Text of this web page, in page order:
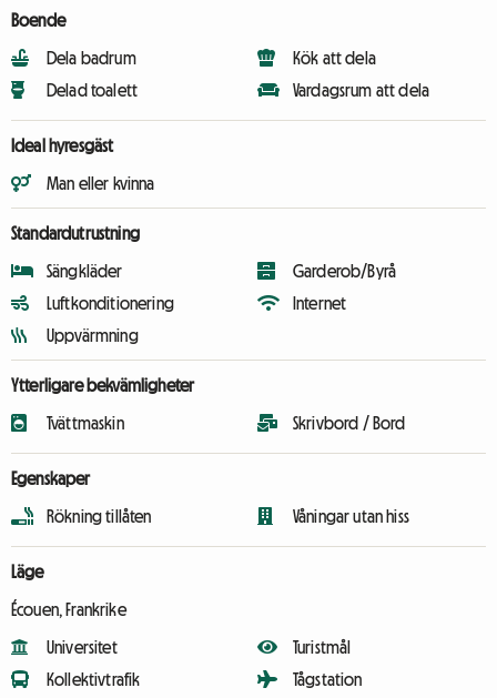
Boende
Dela badrum
Delad toalett
Kök att dela
Vardagsrum att dela
Ideal hyresgäst
Man eller kvinna
Standardutrustning
Sängkläder
Luftkonditionering
Uppvärmning
Garderob/Byrå
Internet
Ytterligare bekvämligheter
Tvättmaskin Skrivbord / Bord
Egenskaper
Rökning tillåten Våningar utan hiss
Läge
Écouen, Frankrike
Universitet
Kollektivtrafik
Turistmål
Tågstation